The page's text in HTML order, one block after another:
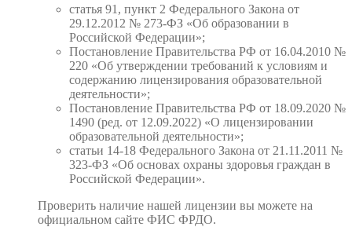
статья 91, пункт 2 Федерального Закона от
29.12.2012 № 273-ФЗ «Об образовании в
Российской Федерации»;
Постановление Правительства РФ от 16.04.2010 №
220 «Об утверждении требований к условиям и
содержанию лицензирования образовательной
деятельности»;
Постановление Правительства РФ от 18.09.2020 №
1490 (ред. от 12.09.2022) «О лицензировании
образовательной деятельности»;
статьи 14-18 Федерального Закона от 21.11.2011 №
323-ФЗ «Об основах охраны здоровья граждан в
Российской Федерации».
Проверить наличие нашей лицензии вы можете на
официальном сайте ФИС ФРДО.